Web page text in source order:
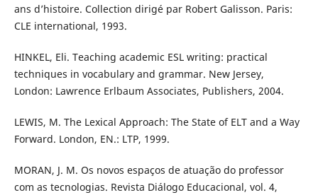
ans d’histoire. Collection dirigé par Robert Galisson. Paris:
CLE international, 1993.
HINKEL, Eli. Teaching academic ESL writing: practical
techniques in vocabulary and grammar. New Jersey,
London: Lawrence Erlbaum Associates, Publishers, 2004.
LEWIS, M. The Lexical Approach: The State of ELT and a Way
Forward. London, EN.: LTP, 1999.
MORAN, J. M. Os novos espaços de atuação do professor
com as tecnologias. Revista Diálogo Educacional, vol. 4,